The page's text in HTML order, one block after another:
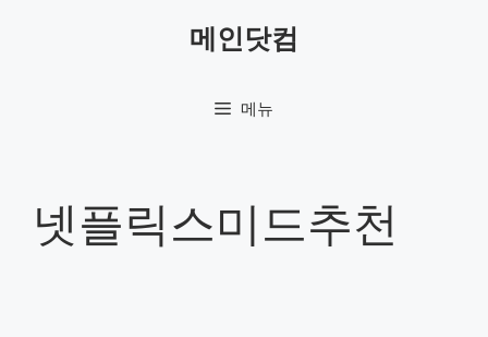
메인닷컴
메뉴
넷플릭스미드추천